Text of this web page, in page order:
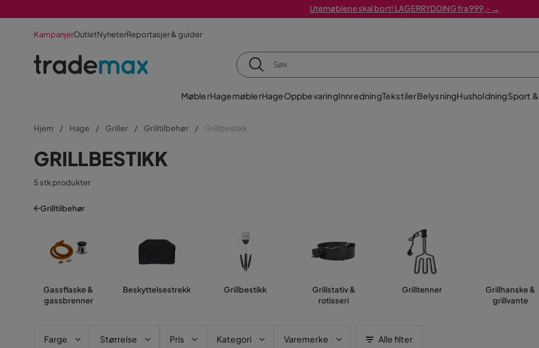
Utemøblene skal bort! LAGERRYDDING fra 999,- →
KampanjerOutletNyheterReportasjer & guider
MøblerHagemøblerHageOppbevaringInnredningTekstilerBelysningHusholdningSport
Hjem Hage Griller Grilltilbehør Grillbestikk
GRILLBESTIKK
5 stk produkter
Grilltilbehør
Gassflaske &
gassbrenner
Beskyttelsestrekk Grillbestikk
Grillstativ &
rotisseri
Grilltenner
Grillhanske &
grillvante
Farge Størrelse Pris Kategori Varemerke Alle filter